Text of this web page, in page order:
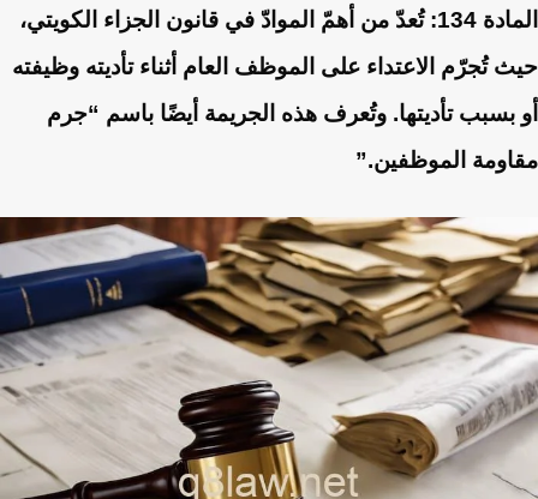
المادة 134:
تُعدّ من أهمّ الموادّ في قانون الجزاء الكويتي،
حيث تُجرّم الاعتداء على الموظف العام أثناء تأديته وظيفته
أو بسبب تأديتها. وتُعرف هذه الجريمة أيضًا باسم “جرم
مقاومة الموظفين.”